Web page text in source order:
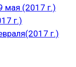
мая (2017 г.)
г.)
г.)